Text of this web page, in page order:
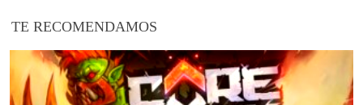
TE RECOMENDAMOS